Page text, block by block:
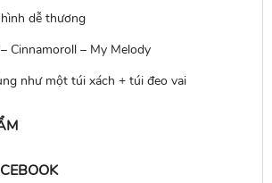
dễ thương
Cinnamoroll – My Melody
như một túi xách + túi đeo vai